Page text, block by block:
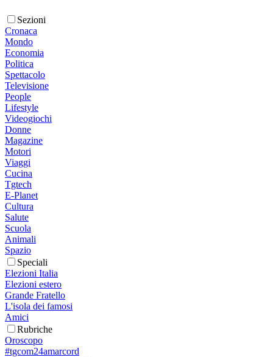
Sezioni
Cronaca
Mondo
Economia
Politica
Spettacolo
Televisione
People
Lifestyle
Videogiochi
Donne
Magazine
Motori
Viaggi
Cucina
Tgtech
E-Planet
Cultura
Salute
Scuola
Animali
Spazio
Speciali
Elezioni Italia
Elezioni estero
Grande Fratello
L'isola dei famosi
Amici
Rubriche
Oroscopo
#tgcom24amarcord